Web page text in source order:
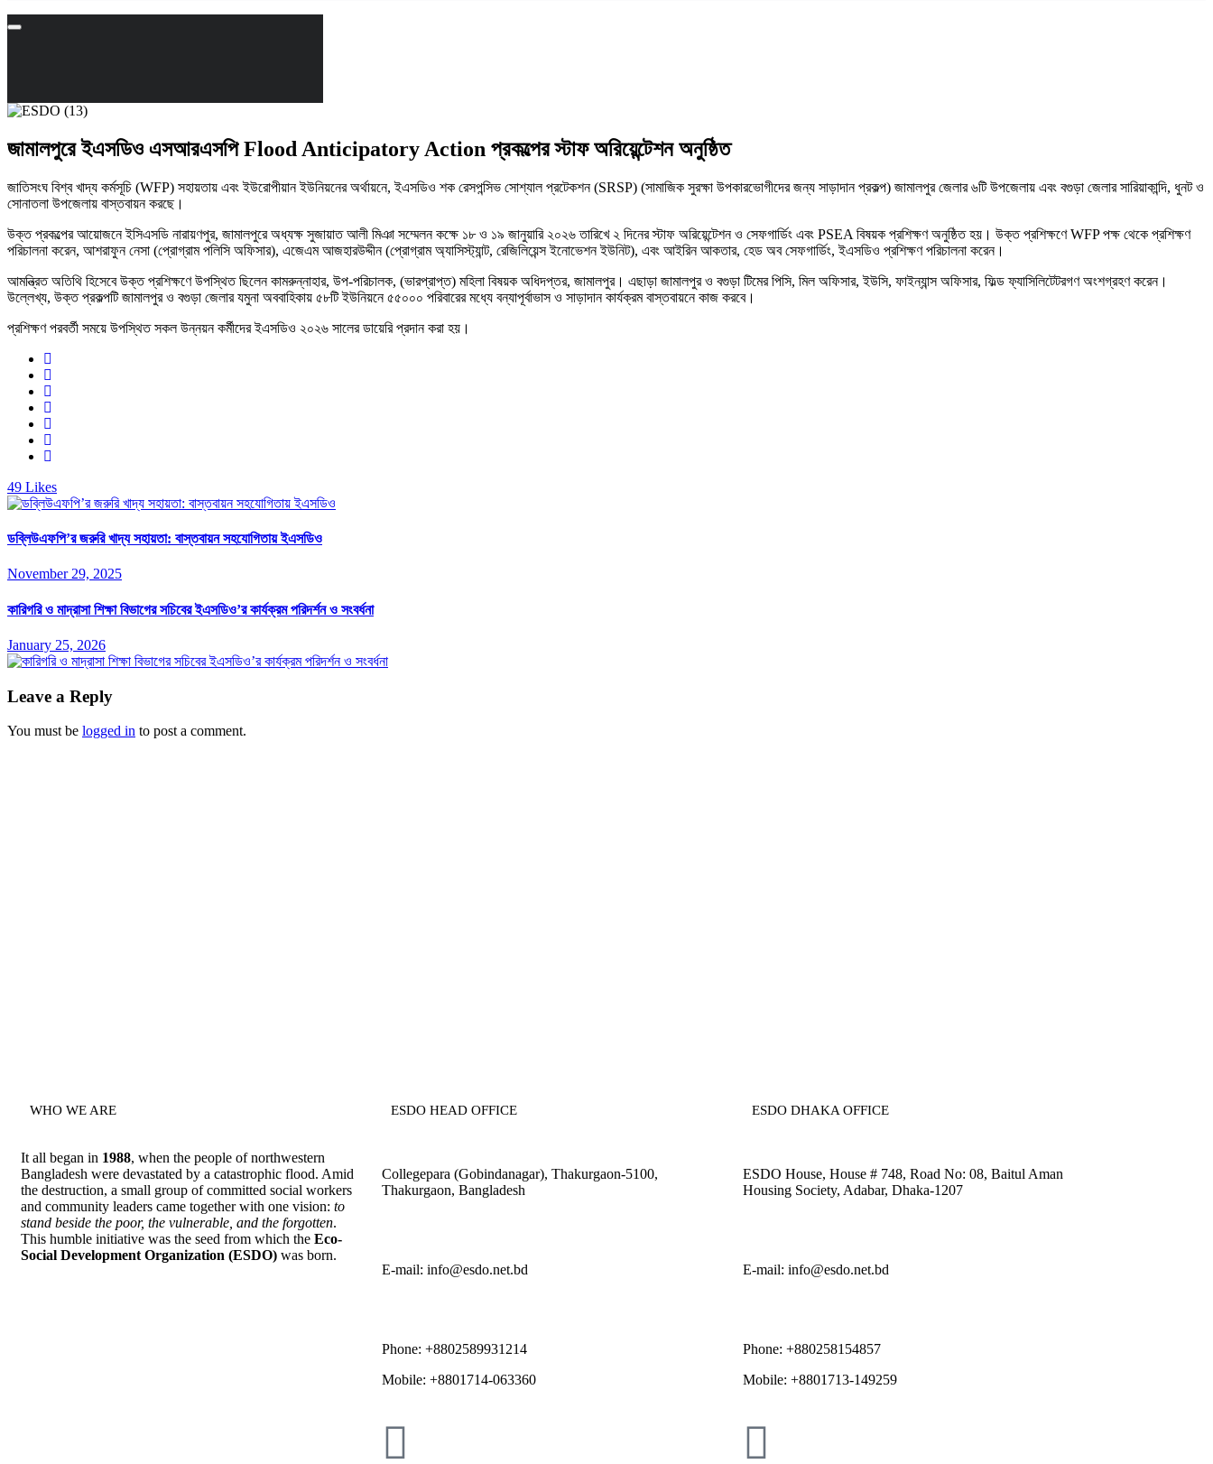
জামালপুরে ইএসডিও এসআরএসপি Flood Anticipatory Action প্রকল্পের স্টাফ অরিয়েন্টেশন অনুষ্ঠিত
জাতিসংঘ বিশ্ব খাদ্য কর্মসূচি (WFP) সহায়তায় এবং ইউরোপীয়ান ইউনিয়নের অর্থায়নে, ইএসডিও শক রেসপন্সিভ সোশ্যাল প্রটেকশন (SRSP) (সামাজিক সুরক্ষা উপকারভোগীদের জন্য সাড়াদান প্রকল্প) জামালপুর জেলার ৬টি উপজেলায় এবং বগুড়া জেলার সারিয়াকান্দি, ধুনট ও
সোনাতলা উপজেলায় বাস্তবায়ন করছে।
উক্ত প্রকল্পের আয়োজনে ইসিএসডি নারায়ণপুর, জামালপুরে অধ্যক্ষ সুজায়াত আলী মিঞা সম্মেলন কক্ষে ১৮ ও ১৯ জানুয়ারি ২০২৬ তারিখে ২ দিনের স্টাফ অরিয়েন্টেশন ও সেফগার্ডিং এবং PSEA বিষয়ক প্রশিক্ষণ অনুষ্ঠিত হয়। উক্ত প্রশিক্ষণে WFP পক্ষ থেকে প্রশিক্ষণ
পরিচালনা করেন, আশরাফুন নেসা (প্রোগ্রাম পলিসি অফিসার), এজেএম আজহারউদ্দীন (প্রোগ্রাম অ্যাসিস্ট্যান্ট, রেজিলিয়েন্স ইনোভেশন ইউনিট), এবং আইরিন আকতার, হেড অব সেফগার্ডিং, ইএসডিও প্রশিক্ষণ পরিচালনা করেন।
আমন্ত্রিত অতিথি হিসেবে উক্ত প্রশিক্ষণে উপস্থিত ছিলেন কামরুন্নাহার, উপ-পরিচালক, (ভারপ্রাপ্ত) মহিলা বিষয়ক অধিদপ্তর, জামালপুর। এছাড়া জামালপুর ও বগুড়া টিমের পিসি, মিল অফিসার, ইউসি, ফাইন্যান্স অফিসার, ফিল্ড ফ্যাসিলিটেটরগণ অংশগ্রহণ করেন।
উল্লেখ্য, উক্ত প্রকল্পটি জামালপুর ও বগুড়া জেলার যমুনা অববাহিকায় ৫৮টি ইউনিয়নে ৫৫০০০ পরিবারের মধ্যে বন্যাপূর্বাভাস ও সাড়াদান কার্যক্রম বাস্তবায়নে কাজ করবে।
প্রশিক্ষণ পরবর্তী সময়ে উপস্থিত সকল উন্নয়ন কর্মীদের ইএসডিও ২০২৬ সালের ডায়েরি প্রদান করা হয়।
49 Likes
ডব্লিউএফপি’র জরুরি খাদ্য সহায়তা: বাস্তবায়ন সহযোগিতায় ইএসডিও
November 29, 2025
কারিগরি ও মাদ্রাসা শিক্ষা বিভাগের সচিবের ইএসডিও’র কার্যক্রম পরিদর্শন ও সংবর্ধনা
January 25, 2026
Leave a Reply
You must be logged in to post a comment.
WHO WE ARE
It all began in 1988, when the people of northwestern
Bangladesh were devastated by a catastrophic flood. Amid
the destruction, a small group of committed social workers
and community leaders came together with one vision: to
stand beside the poor, the vulnerable, and the forgotten.
This humble initiative was the seed from which the Eco-
Social Development Organization (ESDO) was born.
ESDO HEAD OFFICE​
Collegepara (Gobindanagar), Thakurgaon-5100,
Thakurgaon, Bangladesh
E-mail: info@esdo.net.bd
Phone: +8802589931214
Mobile: +8801714-063360
ESDO DHAKA OFFICE​
ESDO House, House # 748, Road No: 08, Baitul Aman
Housing Society, Adabar, Dhaka-1207
E-mail: info@esdo.net.bd
Phone: +880258154857
Mobile: +8801713-149259